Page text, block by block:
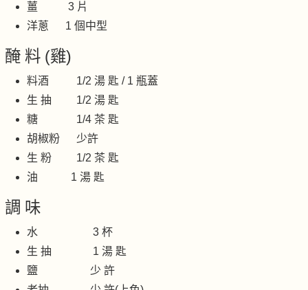
薑 3 片
洋蔥 1 個中型
醃 料 (雞)
料酒 1/2 湯 匙 / 1 瓶蓋
生 抽 1/2 湯 匙
糖 1/4 茶 匙
胡椒粉 少許
生 粉 1/2 茶 匙
油 1 湯 匙
調 味
水 3 杯
生 抽 1 湯 匙
鹽 少 許